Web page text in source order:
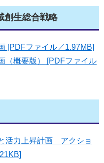
創生総合戦略
[PDFファイル／1.97MB]
（概要版） [PDFファイル
活力上昇計画 アクショ